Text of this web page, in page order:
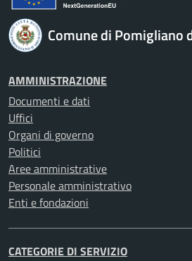
Comune di Pomigliano
AMMINISTRAZIONE
Documenti e dati
Uffici
Organi di governo
Politici
Aree amministrative
Personale amministrativo
Enti e fondazioni
CATEGORIE DI SERVIZIO